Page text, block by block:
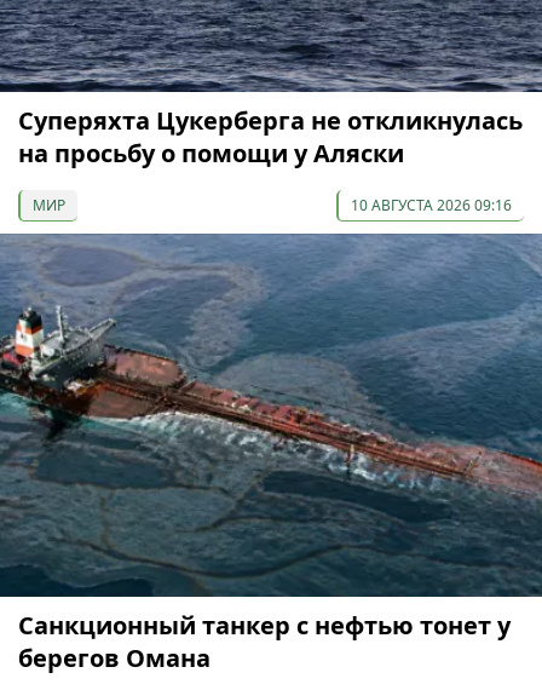
Суперяхта Цукерберга не откликнулась
на просьбу о помощи у Аляски
МИР 10 АВГУСТА 2026 09:16
Санкционный танкер с нефтью тонет у
берегов Омана